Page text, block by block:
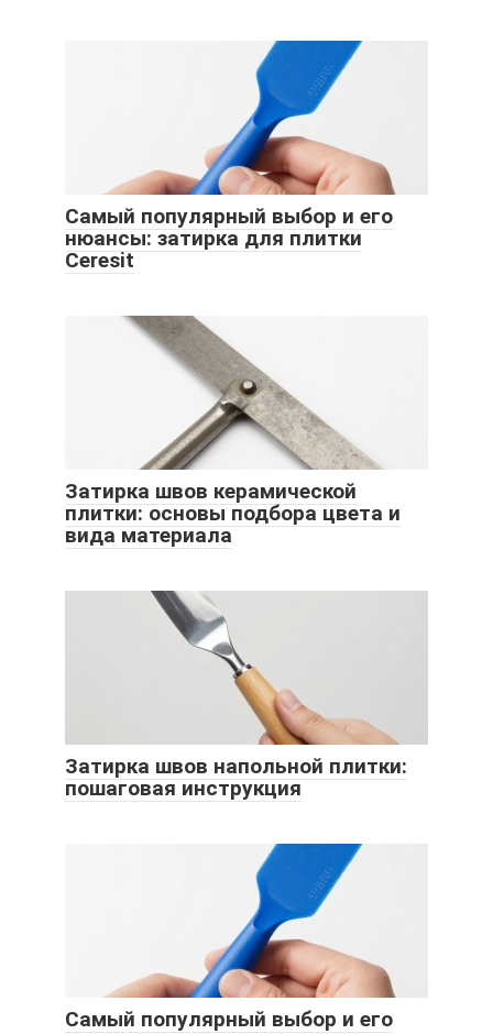
Самый популярный выбор и его
нюансы: затирка для плитки
Ceresit
Затирка швов керамической
плитки: основы подбора цвета и
вида материала
Затирка швов напольной плитки:
пошаговая инструкция
Самый популярный выбор и его